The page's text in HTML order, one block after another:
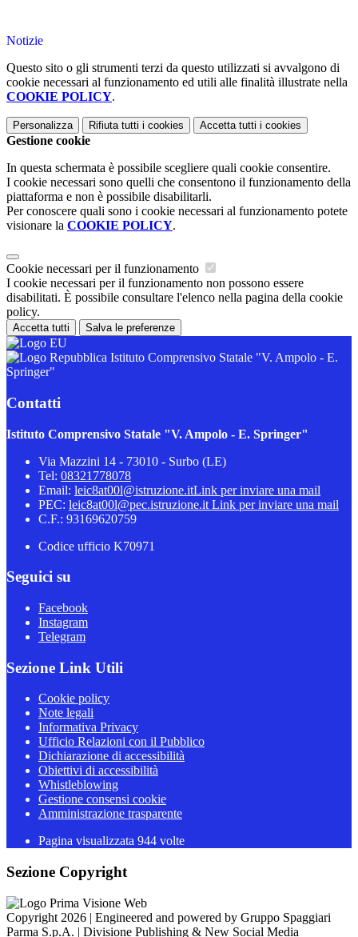
Notizie
Questo sito o gli strumenti terzi da questo utilizzati si avvalgono di
cookie necessari al funzionamento ed utili alle finalità illustrate nella
COOKIE POLICY.
Personalizza Rifiuta tutti i cookies Accetta tutti i cookies
Gestione cookie
In questa schermata è possibile scegliere quali cookie consentire.
I cookie necessari sono quelli che consentono il funzionamento della
piattaforma e non è possibile disabilitarli.
Per conoscere quali sono i cookie necessari al funzionamento potete
visionare la COOKIE POLICY.
Cookie necessari per il funzionamento
I cookie necessari per il funzionamento non possono essere
disabilitati. È possibile consultare l'elenco nella pagina della cookie
policy.
Accetta tutti Salva le preferenze
Istituto Comprensivo Statale "V. Ampolo - E.
Springer"
Contatti
Istituto Comprensivo Statale "V. Ampolo - E. Springer"
Via Mazzini 14 - 73010 - Surbo (LE)
Tel: 08321778078
Email: leic8at00l@istruzione.itLink per inviare una mail
PEC: leic8at00l@pec.istruzione.it Link per inviare una mail
C.F.: 93169620759
Codice ufficio K70971
Seguici su
Facebook
Instagram
Telegram
Sezione Link Utili
Cookie policy
Note legali
Informativa Privacy
Ufficio Relazioni con il Pubblico
Dichiarazione di accessibilità
Obiettivi di accessibilità
Whistleblowing
Gestione consensi cookie
Amministrazione trasparente
Pagina visualizzata 944 volte
Sezione Copyright
Copyright 2026 | Engineered and powered by Gruppo Spaggiari
Parma S.p.A. | Divisione Publishing & New Social Media